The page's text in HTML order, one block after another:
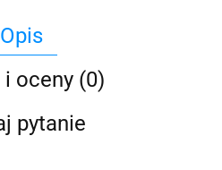
Opis
i oceny (0)
pytanie